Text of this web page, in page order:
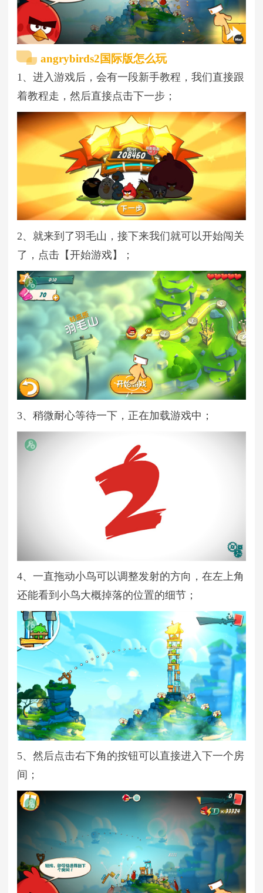
angrybirds2国际版怎么玩
1、进入游戏后，会有一段新手教程，我们直接跟
着教程走，然后直接点击下一步；
2、就来到了羽毛山，接下来我们就可以开始闯关
了，点击【开始游戏】；
3、稍微耐心等待一下，正在加载游戏中；
4、一直拖动小鸟可以调整发射的方向，在左上角
还能看到小鸟大概掉落的位置的细节；
5、然后点击右下角的按钮可以直接进入下一个房
间；